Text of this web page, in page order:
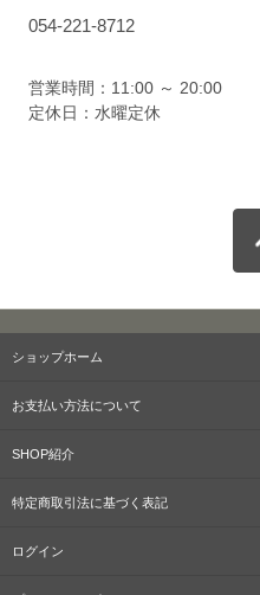
054-221-8712
営業時間：11:00 ～ 20:00
定休日：水曜定休
ショップホーム
お支払い方法について
SHOP紹介
特定商取引法に基づく表記
ログイン